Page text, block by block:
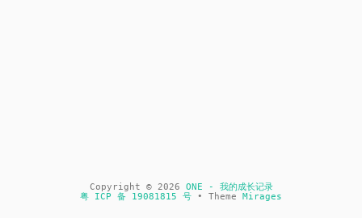
Copyright © 2026 ONE - 我的成长记录
粤 ICP 备 19081815 号 • Theme Mirages